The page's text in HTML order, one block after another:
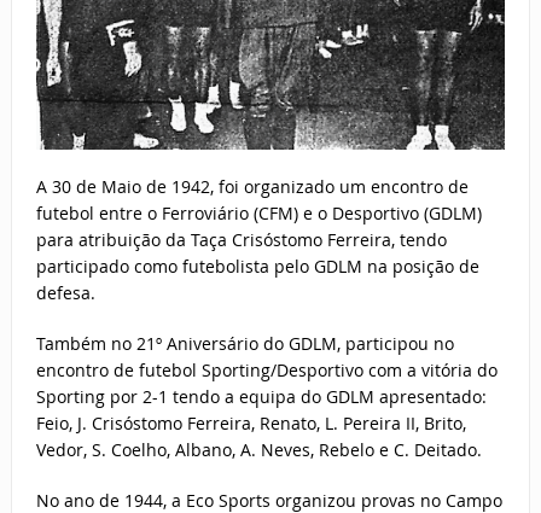
A 30 de Maio de 1942, foi organizado um encontro de
futebol entre o Ferroviário (CFM) e o Desportivo (GDLM)
para atribuição da Taça Crisóstomo Ferreira, tendo
participado como futebolista pelo GDLM na posição de
defesa.
Também no 21º Aniversário do GDLM, participou no
encontro de futebol Sporting/Desportivo com a vitória do
Sporting por 2-1 tendo a equipa do GDLM apresentado:
Feio, J. Crisóstomo Ferreira, Renato, L. Pereira II, Brito,
Vedor, S. Coelho, Albano, A. Neves, Rebelo e C. Deitado.
No ano de 1944, a Eco Sports organizou provas no Campo